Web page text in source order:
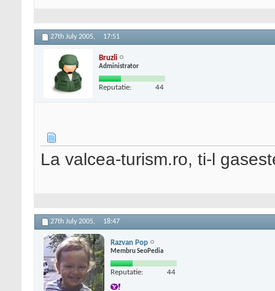
27th July 2005, 17:51
Bruzli
Administrator
Reputatie: 44
La valcea-turism.ro, ti-l
27th July 2005, 18:47
Razvan Pop
Membru SeoPedia
Reputatie: 44